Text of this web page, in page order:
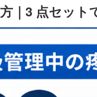
｜3 点セット